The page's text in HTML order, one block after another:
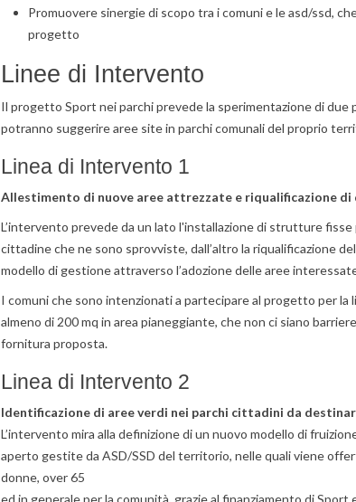
Promuovere sinergie di scopo tra i comuni e le asd/ssd,
progetto
Linee di Intervento
Il progetto Sport nei parchi prevede la sperimentazione di
potranno suggerire aree site in parchi comunali del proprio
Linea di Intervento 1
Allestimento di nuove aree attrezzate e riqualificazione
L’intervento prevede da un lato l'installazione di strutture
cittadine che ne sono sprovviste, dall’altro la riqualificazione
modello di gestione attraverso l’adozione delle aree
I comuni che sono intenzionati a partecipare al progetto per la
almeno di 200 mq in area pianeggiante, che non ci siano
fornitura proposta.
Linea di Intervento 2
Identificazione di aree verdi nei parchi cittadini da
L’intervento mira alla definizione di un nuovo modello di
aperto gestite da ASD/SSD del territorio, nelle quali viene
donne, over 65